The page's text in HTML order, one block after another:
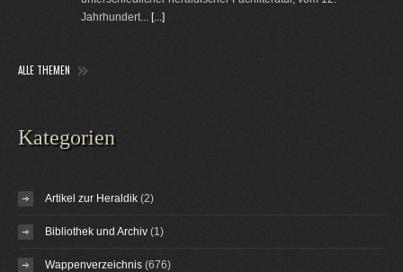
Jahrhundert... [...]
ALLE THEMEN
Kategorien
Artikel zur Heraldik (2)
Bibliothek und Archiv (1)
Wappenverzeichnis (676)